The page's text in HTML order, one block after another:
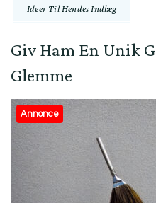
Ideer Til Hendes Indlæg
Giv Ham En Unik
Glemme
Annonce